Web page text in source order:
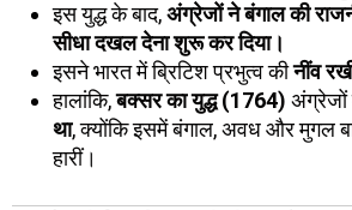
इस युद्ध के बाद,अंग्रेजों ने बंगाल की
सीधा दखल देना शुरू कर दिया।
इसने भारत में ब्रिटिश प्रभुत्व कीनींव
हालांकि,बक्सर का युद्ध (1764) अंग्रेजों
था, क्योंकि इसमें बंगाल, अवध और मुगल
हारीं।